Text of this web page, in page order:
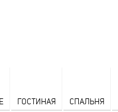
ГОСТИНАЯ СПАЛЬНЯ